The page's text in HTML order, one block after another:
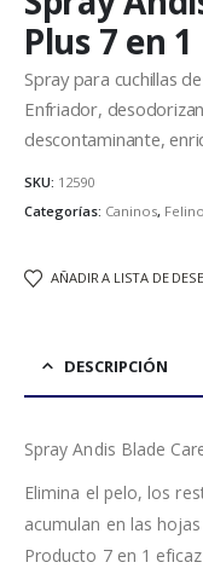
Plus 7 en 1
Spray para cuchillas
Enfriador,
descontaminante,
SKU: 12590
Categorías: Caninos,
AÑADIR A LISTA DE
DESCRIPCIÓN
Spray Andis Blade
Elimina el pelo, los
acumulan en las
Producto 7 en 1